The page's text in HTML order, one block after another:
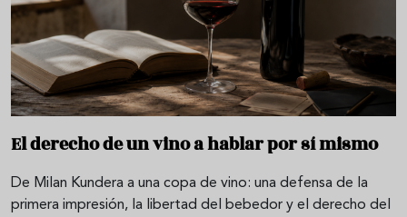
El derecho de un vino a hablar por sí mismo
De Milan Kundera a una copa de vino: una defensa de la
primera impresión, la libertad del bebedor y el derecho del